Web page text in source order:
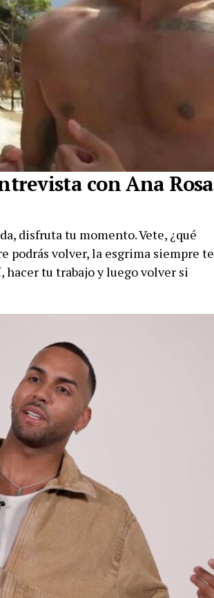
con Ana Rosa
disfruta tu momento. Vete, ¿qué
podrás volver, la esgrima siempre te
hacer tu trabajo y luego volver si